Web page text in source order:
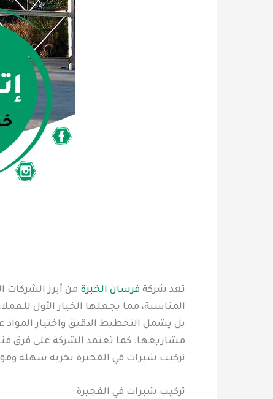
تعد شركة فرسان الخبرة من أبرز الشركات
المناسبة، مما يجعلها الخيار الأول
بل يشمل التخطيط الدقيق واختيار المواد
مشاريعها. كما تعتمد الشركة على فرق
تركيب شبرات في الفجيرة تجربة سهلة
تركيب شبرات في الفجيرة